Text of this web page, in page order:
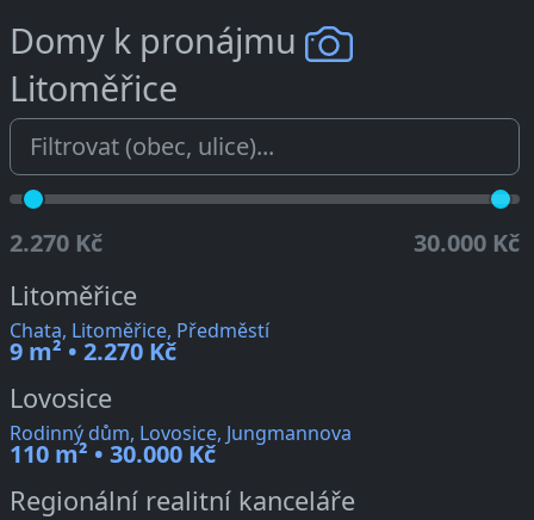
Domy k pronájmu
Litoměřice
2.270 Kč 30.000 Kč
Litoměřice
Chata, Litoměřice, Předměstí
9 m² • 2.270 Kč
Lovosice
Rodinný dům, Lovosice, Jungmannova
110 m² • 30.000 Kč
Regionální realitní kanceláře